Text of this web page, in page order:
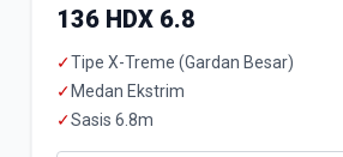
136 HDX 6.8
✓Tipe X-Treme (Gardan Besar)
✓ Medan Ekstrim
✓Sasis 6.8m